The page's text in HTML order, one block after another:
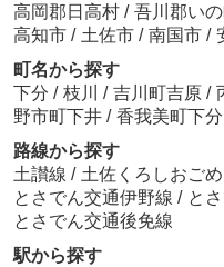
高岡郡日高村 / 吾川郡い
高知市 / 土佐市 / 南国市 /
町名から探す
下分 / 枝川 / 吉川町吉原 /
野市町下井 / 香我美町下分
路線から探す
土讃線 / 土佐くろしおご
とさでん交通伊野線 / と
とさでん交通後免線
駅から探す